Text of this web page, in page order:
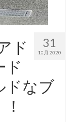
31
10月 2020
ド
ド
ドなブ